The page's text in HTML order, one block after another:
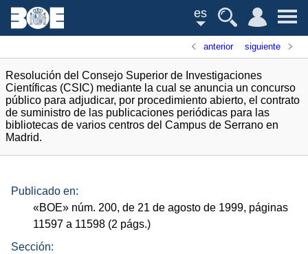
es
anterior siguiente
Resolución del Consejo Superior de Investigaciones
Científicas (CSIC) mediante la cual se anuncia un concurso
público para adjudicar, por procedimiento abierto, el contrato
de suministro de las publicaciones periódicas para las
bibliotecas de varios centros del Campus de Serrano en
Madrid.
Publicado en:
«BOE» núm. 200, de 21 de agosto de 1999, páginas
11597 a 11598 (2 págs.)
Sección: